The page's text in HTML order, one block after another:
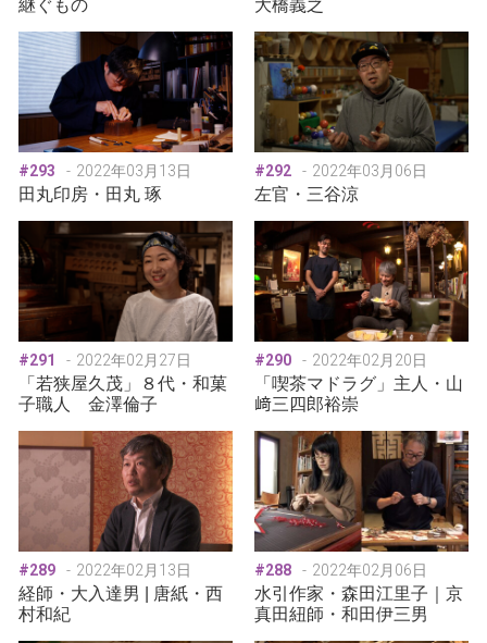
継ぐもの
大橋義之
#293 2022年03月13日
田丸印房・田丸 琢
#292 2022年03月06日
左官・三谷涼
#291 2022年02月27日
「若狭屋久茂」８代・和菓
子職人 金澤倫子
#290 2022年02月20日
「喫茶マドラグ」主人・山
﨑三四郎裕崇
#289 2022年02月13日
経師・大入達男 | 唐紙・西
村和紀
#288 2022年02月06日
水引作家・森田江里子｜京
真田紐師・和田伊三男